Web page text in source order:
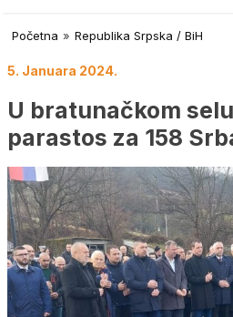
Početna » Republika Srpska / BiH
5. Januara 2024.
U bratunačkom
parastos za 158